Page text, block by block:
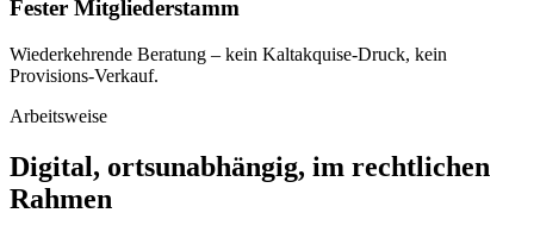
Fester Mitgliederstamm
Wiederkehrende Beratung – kein Kaltakquise-Druck, kein
Provisions-Verkauf.
Arbeitsweise
Digital, ortsunabhängig, im rechtlichen
Rahmen